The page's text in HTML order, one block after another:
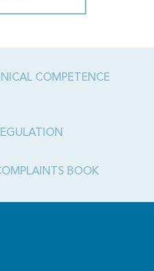
COMPETENCE
BOOK